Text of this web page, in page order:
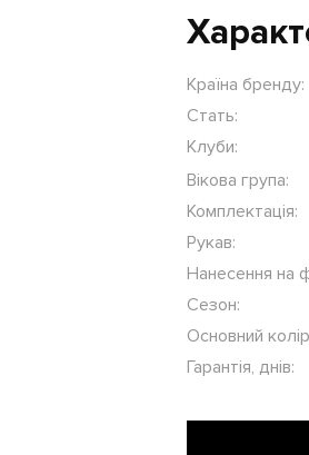
Країна бренду:
Стать:
Клуби:
Вікова група:
Комплектація:
Рукав:
Нанесення на
Сезон:
Основний
Гарантія, днів: